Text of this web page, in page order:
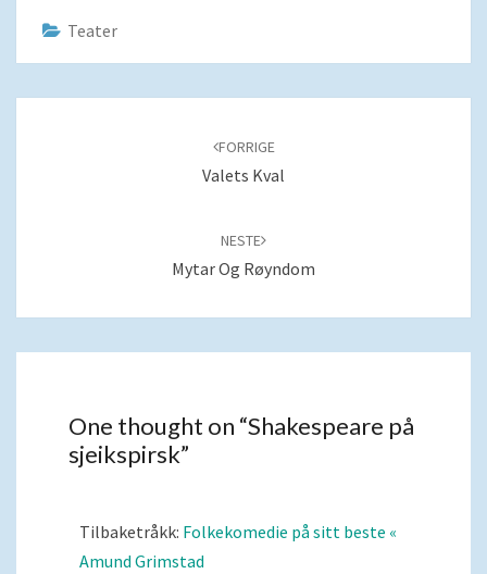
Teater
FORRIGE
Valets Kval
NESTE
Mytar Og Røyndom
One thought on “Shakespeare på
sjeikspirsk”
Tilbaketråkk: Folkekomedie på sitt beste «
Amund Grimstad